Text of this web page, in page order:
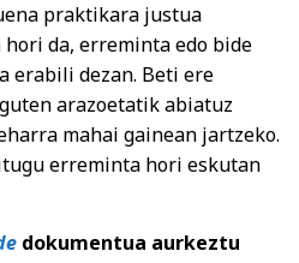
praktikara justua
da, erreminta edo bide
erabili dezan. Beti ere
arazoetatik abiatuz
mahai gainean jartzeko.
erreminta hori eskutan
dokumentua aurkeztu